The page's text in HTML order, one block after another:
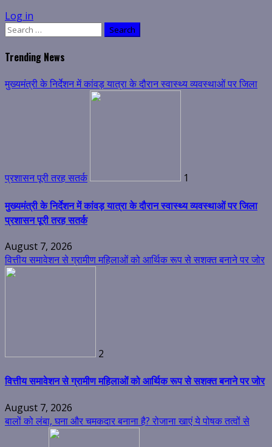
Log in
Search
Trending News
मुख्यमंत्री के निर्देशन में कांवड़ यात्रा के दौरान स्वास्थ्य व्यवस्थाओं पर जिला
प्रशासन पूरी तरह सतर्क 1
मुख्यमंत्री के निर्देशन में कांवड़ यात्रा के दौरान स्वास्थ्य व्यवस्थाओं पर जिला
प्रशासन पूरी तरह सतर्क
August 7, 2026
वित्तीय समावेशन से ग्रामीण महिलाओं को आर्थिक रूप से सशक्त बनाने पर जोर
2
वित्तीय समावेशन से ग्रामीण महिलाओं को आर्थिक रूप से सशक्त बनाने पर जोर
August 7, 2026
बालों को लंबा, घना और चमकदार बनाना है? रोजाना खाएं ये पोषक तत्वों से